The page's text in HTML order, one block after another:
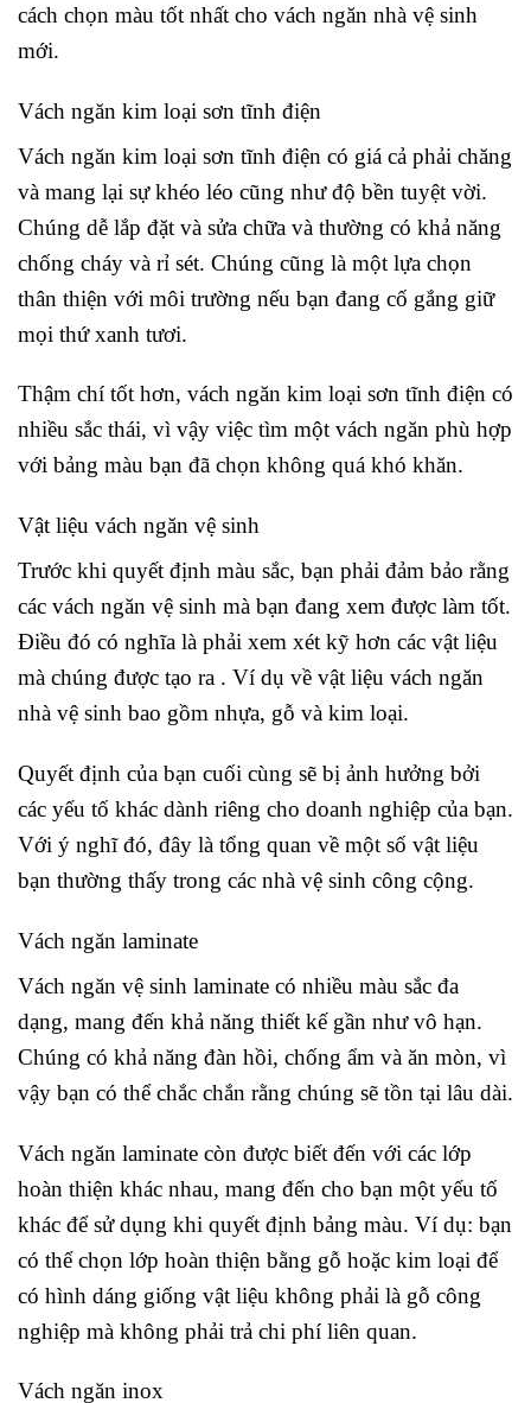
cách chọn màu tốt nhất cho vách ngăn nhà vệ sinh
mới.
Vách ngăn kim loại sơn tĩnh điện
Vách ngăn kim loại sơn tĩnh điện có giá cả phải chăng
và mang lại sự khéo léo cũng như độ bền tuyệt vời.
Chúng dễ lắp đặt và sửa chữa và thường có khả năng
chống cháy và rỉ sét. Chúng cũng là một lựa chọn
thân thiện với môi trường nếu bạn đang cố gắng giữ
mọi thứ xanh tươi.
Thậm chí tốt hơn, vách ngăn kim loại sơn tĩnh điện có
nhiều sắc thái, vì vậy việc tìm một vách ngăn phù hợp
với bảng màu bạn đã chọn không quá khó khăn.
Vật liệu vách ngăn vệ sinh
Trước khi quyết định màu sắc, bạn phải đảm bảo rằng
các vách ngăn vệ sinh mà bạn đang xem được làm tốt.
Điều đó có nghĩa là phải xem xét kỹ hơn các vật liệu
mà chúng được tạo ra . Ví dụ về vật liệu vách ngăn
nhà vệ sinh bao gồm nhựa, gỗ và kim loại.
Quyết định của bạn cuối cùng sẽ bị ảnh hưởng bởi
các yếu tố khác dành riêng cho doanh nghiệp của bạn.
Với ý nghĩ đó, đây là tổng quan về một số vật liệu
bạn thường thấy trong các nhà vệ sinh công cộng.
Vách ngăn laminate
Vách ngăn vệ sinh laminate có nhiều màu sắc đa
dạng, mang đến khả năng thiết kế gần như vô hạn.
Chúng có khả năng đàn hồi, chống ẩm và ăn mòn, vì
vậy bạn có thể chắc chắn rằng chúng sẽ tồn tại lâu dài.
Vách ngăn laminate còn được biết đến với các lớp
hoàn thiện khác nhau, mang đến cho bạn một yếu tố
khác để sử dụng khi quyết định bảng màu. Ví dụ: bạn
có thể chọn lớp hoàn thiện bằng gỗ hoặc kim loại để
có hình dáng giống vật liệu không phải là gỗ công
nghiệp mà không phải trả chi phí liên quan.
Vách ngăn inox